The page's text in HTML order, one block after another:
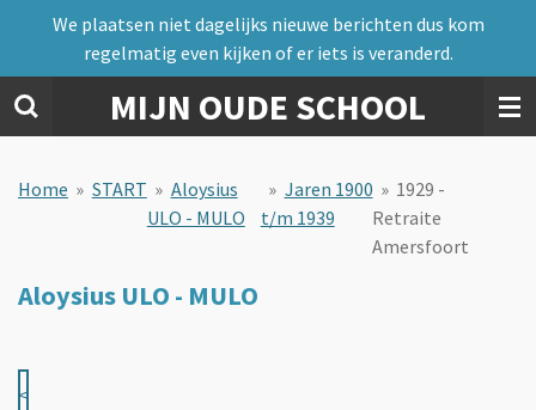
naar
de
hoofdinhoud
MIJN OUDE SCHOOL
We plaatsen niet dagelijks nieuwe berichten dus kom
regelmatig even kijken of er iets is veranderd.
Home » START » Aloysius
ULO - MULO
» Jaren 1900
t/m 1939
» 1929 -
Retraite
Amersfoort
Aloysius ULO - MULO
<